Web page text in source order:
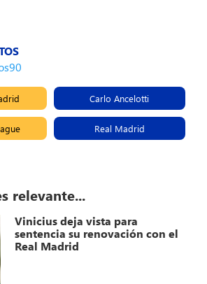
Carlo Ancelotti
Real Madrid
relevante...
Vinicius deja vista para
sentencia su renovación con el
Real Madrid